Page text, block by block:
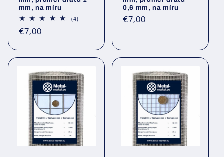
mm, na míru
(4)4
Běžná
€7,00
0,6 mm, na míru
Běžná
€7,00